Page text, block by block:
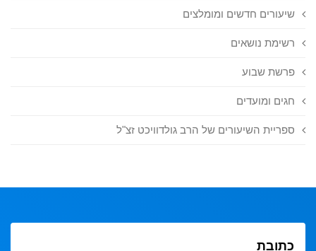
שיעורים חדשים ומומלצים
רשימת נושאים
פרשת שבוע
חגים ומועדים
ספריית השיעורים של הרב גולדוויכט זצ"ל
כתובת